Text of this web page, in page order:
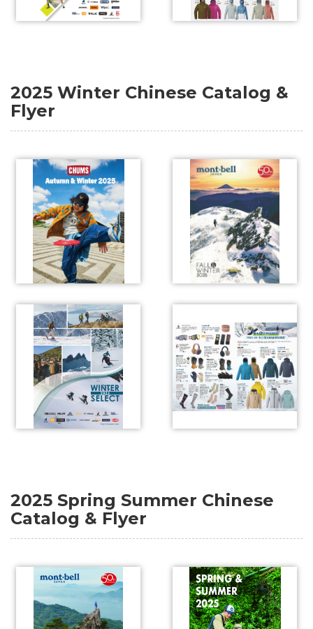
2025 Winter Chinese Catalog &
Flyer
2025 Spring Summer Chinese
Catalog & Flyer